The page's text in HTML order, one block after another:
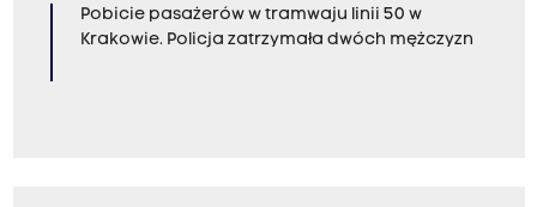
Pobicie pasażerów w tramwaju linii 50 w
Krakowie. Policja zatrzymała dwóch mężczyzn